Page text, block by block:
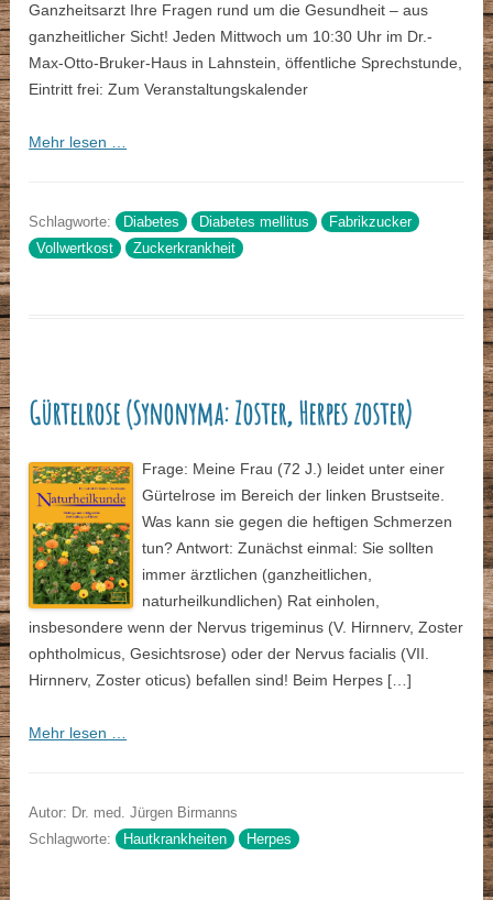
Ganzheitsarzt Ihre Fragen rund um die Gesundheit – aus
ganzheitlicher Sicht! Jeden Mittwoch um 10:30 Uhr im Dr.-
Max-Otto-Bruker-Haus in Lahnstein, öffentliche Sprechstunde,
Eintritt frei: Zum Veranstaltungskalender
Mehr lesen …
Schlagworte: Diabetes Diabetes mellitus
Fabrikzucker
Vollwertkost
Zuckerkrankheit
Gürtelrose (Synonyma: Zoster, Herpes zoster)
Frage: Meine Frau (72 J.) leidet unter einer
Gürtelrose im Bereich der linken Brustseite.
Was kann sie gegen die heftigen Schmerzen
tun? Antwort: Zunächst einmal: Sie sollten
immer ärztlichen (ganzheitlichen,
naturheilkundlichen) Rat einholen,
insbesondere wenn der Nervus trigeminus (V. Hirnnerv, Zoster
ophtholmicus, Gesichtsrose) oder der Nervus facialis (VII.
Hirnnerv, Zoster oticus) befallen sind! Beim Herpes […]
Mehr lesen …
Autor: Dr. med. Jürgen Birmanns
Schlagworte: Hautkrankheiten Herpes